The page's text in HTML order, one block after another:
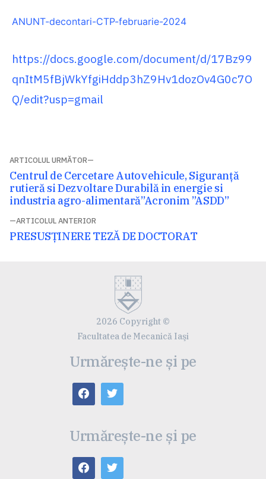
ANUNT-decontari-CTP-februarie-2024
https://docs.google.com/document/d/17Bz99
qnItM5fBjWkYfgiHddp3hZ9Hv1dozOv4G0c7O
Q/edit?usp=gmail
Navigare
în
articole
ARTICOLUL ANTERIOR
Articolul
PRESUSȚINERE TEZĂ DE DOCTORAT
ARTICOLUL URMĂTOR
Articolul
următor:
Centrul de Cercetare Autovehicule, Siguranță
rutieră si Dezvoltare Durabilă in energie si
industria agro-alimentară”Acronim ”ASDD”
2026 Copyright ©
Facultatea de Mecanică Iaşi
Urmărește-ne și pe
Urmărește-ne și pe